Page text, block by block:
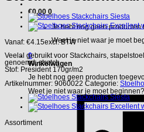
€0.00 0
Je hebt nog geen
Weet je niet waar je moet
0
Winkelwagen
Je hebt nog geen producten
Weet je niet waar je moet beginnen?
Vanaf: €4.15excl. BTW
Veelal gebruikt voor Stackchairs,
genoemd, stretch.
Stof: President 170gr/m2
Artikelnummer: 9060022 Categorie:
Assortiment